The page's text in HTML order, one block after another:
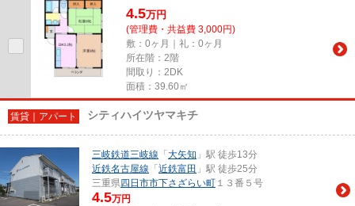
4.5万円
(管理費・共益費 3,000円)
敷：0ヶ月｜礼：0ヶ月
所在階：2階
間取り：2DK
面積：39.60㎡
賃貸｜アパート シティハイツヤマキチ
三岐鉄道三岐線 「 大矢知 」駅 徒歩13分
近鉄名古屋線 「 近鉄富田 」駅 徒歩25分
三重県四日市市下さざらい町 １３番５号
4.5万円